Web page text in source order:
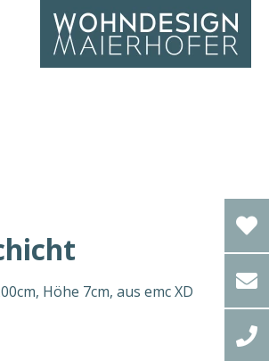
Höhe 7cm, aus emc XD